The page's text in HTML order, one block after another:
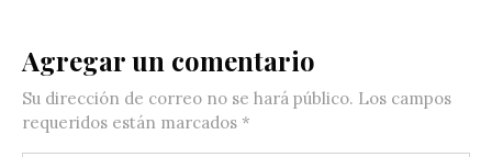
Agregar un comentario
Su dirección de correo no se hará público. Los campos
requeridos están marcados *